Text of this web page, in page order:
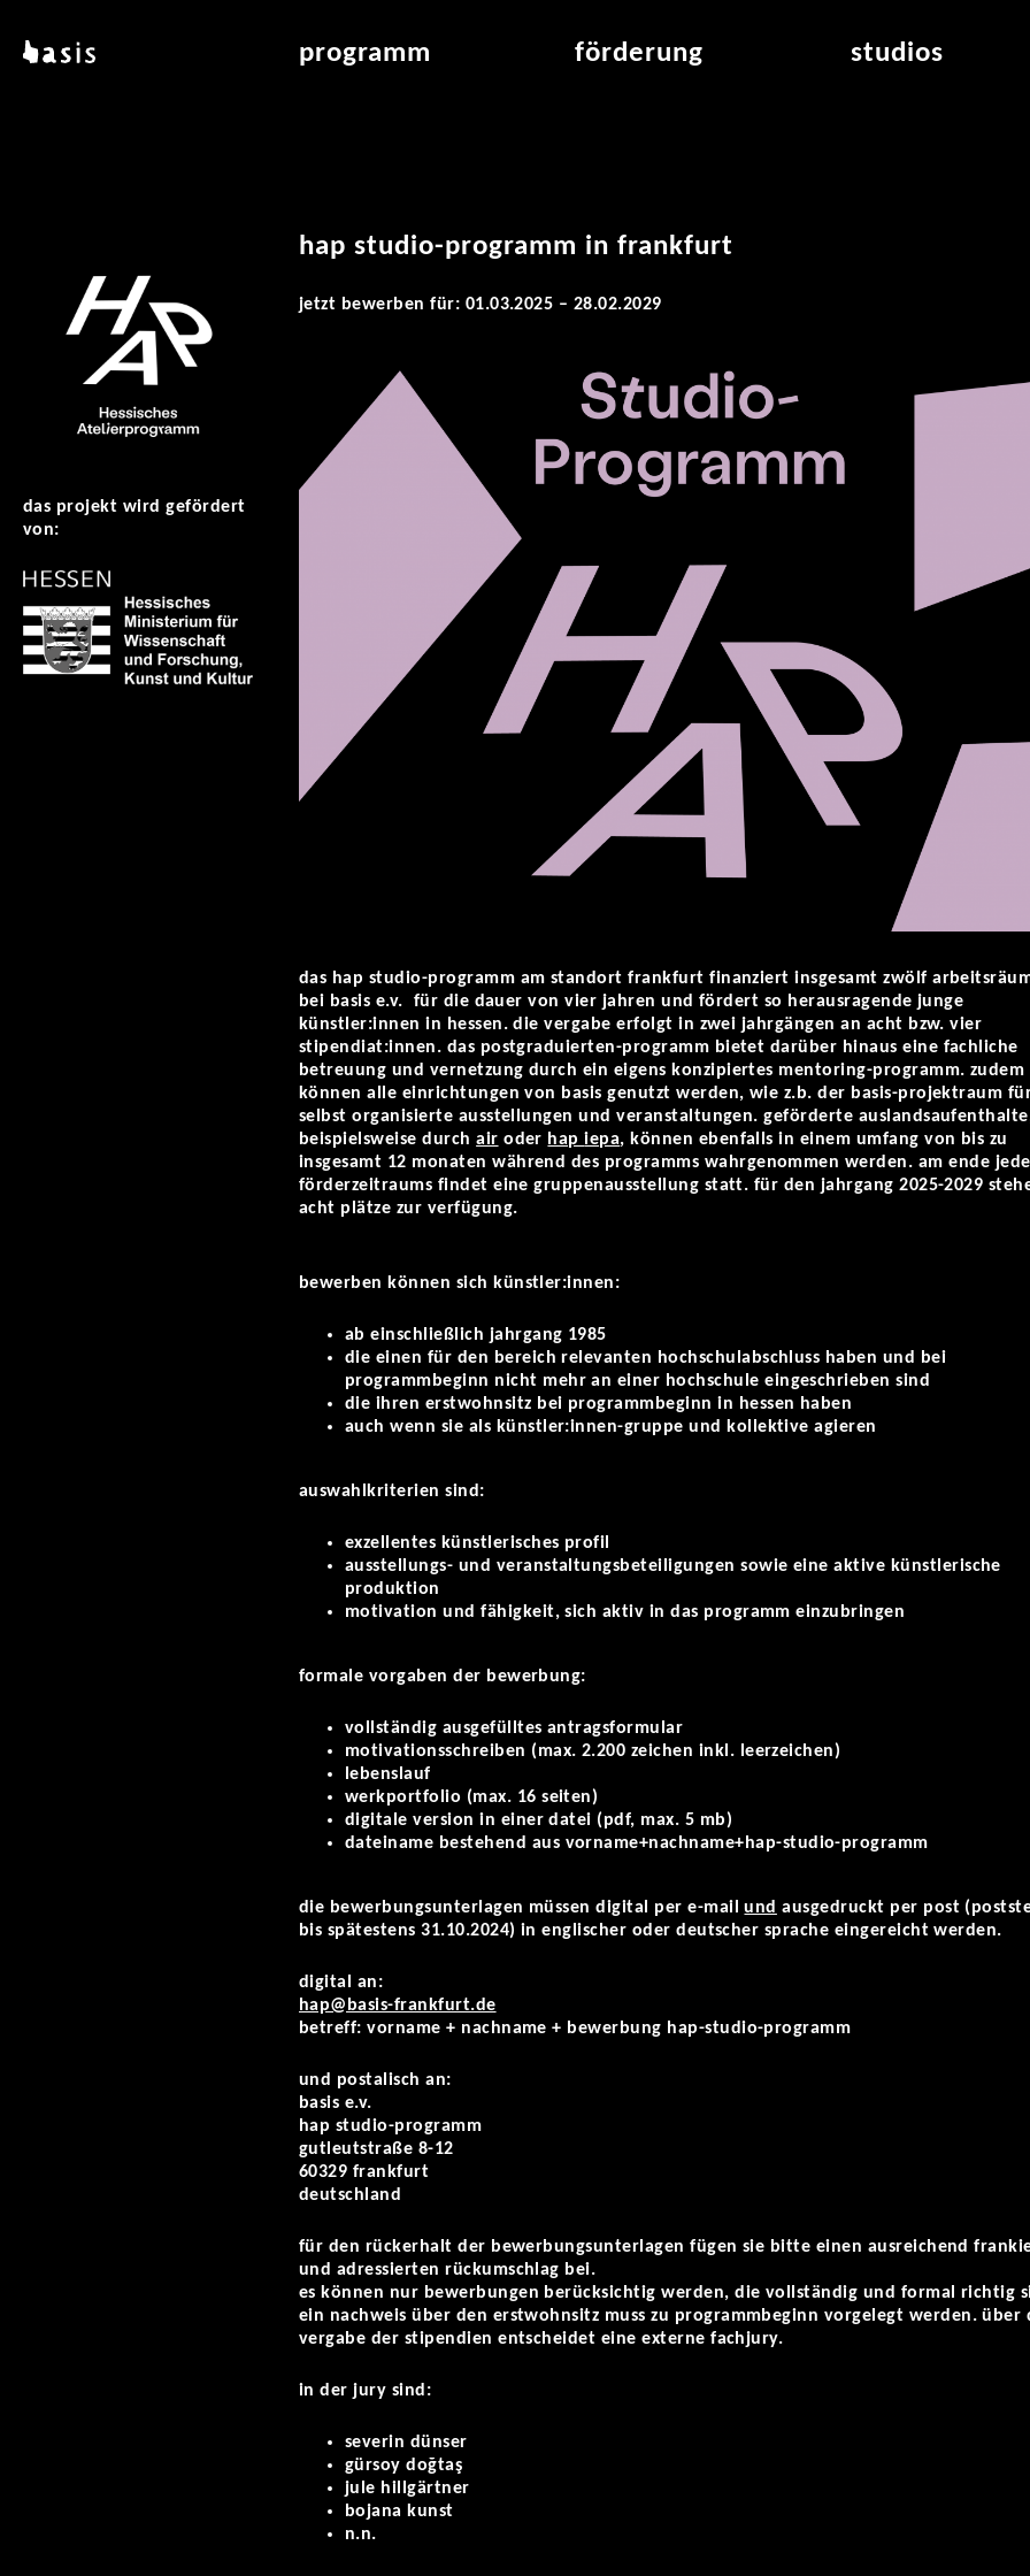
basis programm förderung studios
das projekt wird gefördert
von:
hap studio-programm in frankfurt
jetzt bewerben für: 01.03.2025 – 28.02.2029
das hap studio-programm am standort frankfurt finanziert insgesamt zwölf
bei basis e.v. für die dauer von vier jahren und fördert so herausragende junge
künstler:innen in hessen. die vergabe erfolgt in zwei jahrgängen an acht bzw. vier
stipendiat:innen. das postgraduierten-programm bietet darüber hinaus eine fachliche
betreuung und vernetzung durch ein eigens konzipiertes mentoring-programm. zudem
können alle einrichtungen von basis genutzt werden, wie z.b. der basis-projektraum
selbst organisierte ausstellungen und veranstaltungen. geförderte
beispielsweise durchair oder hapiepa, können ebenfalls in einem umfang von bis zu
insgesamt 12 monaten während des programms wahrgenommen werden. am ende
förderzeitraums findet eine gruppenausstellung statt. für den jahrgang 2025-2029
acht plätze zur verfügung.
bewerben können sich künstler:innen:
ab einschließlich jahrgang 1985
die einen für den bereich relevanten hochschulabschluss haben und bei
programmbeginn nicht mehr an einer hochschule eingeschrieben sind
die ihren erstwohnsitz bei programmbeginn in hessen haben
auch wenn sie als künstler:innen-gruppe und kollektive agieren
auswahlkriterien sind:
exzellentes künstlerisches profil
ausstellungs- und veranstaltungsbeteiligungen sowie eine aktive künstlerische
produktion
motivation und fähigkeit, sich aktiv in das programm einzubringen
formale vorgaben der bewerbung:
vollständig ausgefülltes antragsformular
motivationsschreiben (max. 2.200 zeichen inkl. leerzeichen)
lebenslauf
werkportfolio (max. 16 seiten)
digitale version in einer datei (pdf, max. 5 mb)
dateiname bestehend aus vorname+nachname+hap-studio-programm
die bewerbungsunterlagen müssen digital per e-mailund ausgedruckt per post
bis spätestens 31.10.2024) in englischer oder deutscher sprache eingereicht werden.
digital an:
hap@basis-frankfurt.de
betreff: vorname + nachname + bewerbung hap-studio-programm
und postalisch an:
basis e.v.
hap studio-programm
gutleutstraße 8-12
60329 frankfurt
deutschland
für den rückerhalt der bewerbungsunterlagen fügen sie bitte einen ausreichend
und adressierten rückumschlag bei.
es können nur bewerbungen berücksichtig werden, die vollständig und formal richtig
ein nachweis über den erstwohnsitz muss zu programmbeginn vorgelegt werden. über
vergabe der stipendien entscheidet eine externe fachjury.
in der jury sind:
severin dünser
gürsoy doğtaş
jule hillgärtner
bojana kunst
n.n.